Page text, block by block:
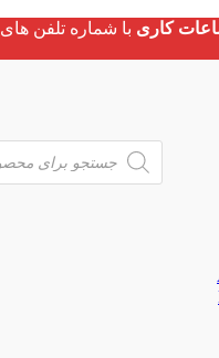
کاری با شماره تلفن های
Products
search